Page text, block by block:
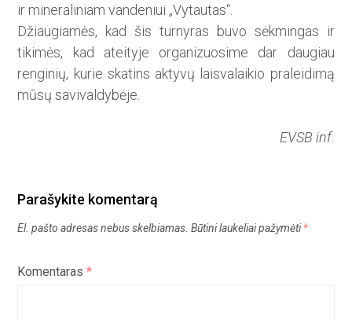
ir mineraliniam vandeniui „Vytautas“.
Džiaugiamės, kad šis turnyras buvo sėkmingas ir
tikimės, kad ateityje organizuosime dar daugiau
renginių, kurie skatins aktyvų laisvalaikio praleidimą
mūsų sa­vivaldybėje.
EVSB inf.
Parašykite komentarą
El. pašto adresas nebus skelbiamas. Būtini laukeliai pažymėti*
Komentaras*